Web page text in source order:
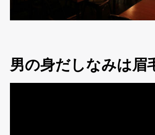
男の身だしなみは眉